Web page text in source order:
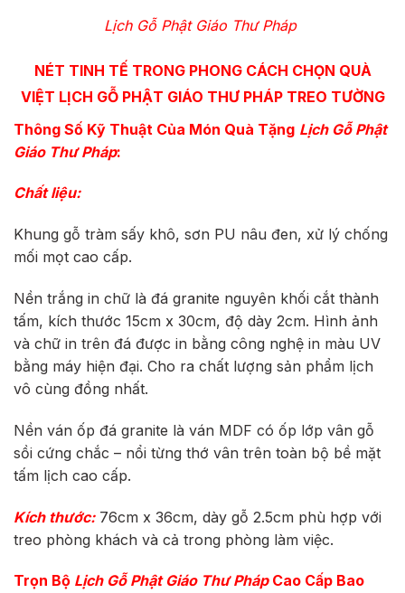
Lịch Gỗ Phật Giáo Thư Pháp
NÉT TINH TẾ TRONG PHONG CÁCH CHỌN QUÀ
VIỆT LỊCH GỖ PHẬT GIÁO​ THƯ PHÁP TREO TƯỜNG
Thông Số Kỹ Thuật Của Món Quà Tặng Lịch Gỗ Phật
GiáoThư Pháp:
Chất liệu:
Khung gỗ tràm sấy khô, sơn PU nâu đen, xử lý chống
mối mọt cao cấp.
Nền trắng in chữ là đá granite nguyên khối cắt thành
tấm, kích thước 15cm x 30cm, độ dày 2cm. Hình ảnh
và chữ in trên đá được in bằng công nghệ in màu UV
bằng máy hiện đại. Cho ra chất lượng sản phẩm lịch
vô cùng đồng nhất.
Nền ván ốp đá granite là ván MDF có ốp lớp vân gỗ
sồi cứng chắc – nổi từng thớ vân trên toàn bộ bề mặt
tấm lịch cao cấp.
Kích thước:76cm x 36cm, dày gỗ 2.5cm phù hợp với
treo phòng khách và cả trong phòng làm việc.
Trọn Bộ Lịch Gỗ Phật GiáoThư PhápCao Cấp Bao